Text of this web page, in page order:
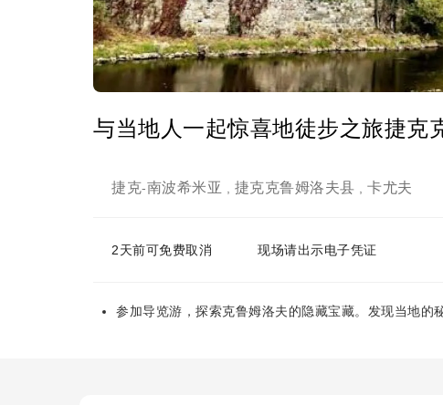
与当地人一起惊喜地徒步之旅捷克
捷克-南波希米亚 捷克克鲁姆洛夫县 卡尤夫
2天前可免费取消 现场请出示电子凭证
参加导览游，探索克鲁姆洛夫的隐藏宝藏。发现当地的